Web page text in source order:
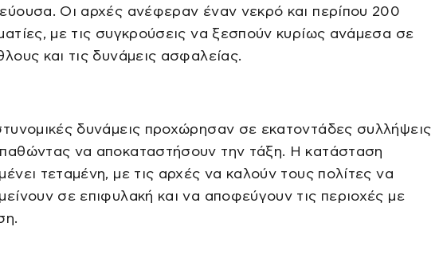
Οι αρχές ανέφεραν έναν νεκρό και περίπου 200
με τις συγκρούσεις να ξεσπούν κυρίως ανάμεσα σε
και τις δυνάμεις ασφαλείας.
δυνάμεις προχώρησαν σε εκατοντάδες συλλήψεις
να αποκαταστήσουν την τάξη. Η κατάσταση
τεταμένη, με τις αρχές να καλούν τους πολίτες να
σε επιφυλακή και να αποφεύγουν τις περιοχές με